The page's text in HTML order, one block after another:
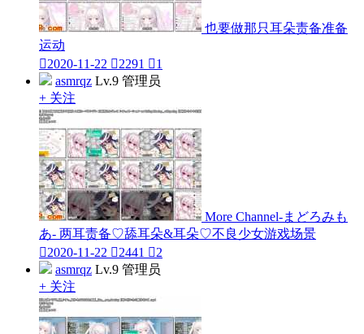
也要做那只耳朵责备准备
运动
2020-11-22 2291 1
asmrqz Lv.9 管理员
+ 关注
More Channel-まどろみも
あ- 两耳责备♡舔耳朵&耳朵♡不良少女游戏场景
2020-11-22 2441 2
asmrqz Lv.9 管理员
+ 关注